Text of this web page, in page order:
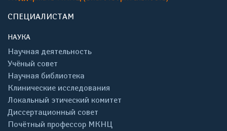
СПЕЦИАЛИСТАМ
НАУКА
Научная деятельность
Учёный совет
Научная библиотека
Клинические исследования
Локальный этический комитет
Диссертационный совет
Почётный профессор МКНЦ